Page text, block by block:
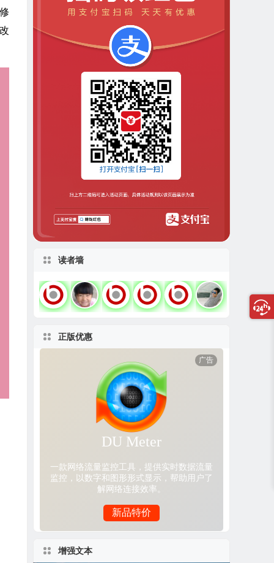
读者墙
正版优惠
增强文本